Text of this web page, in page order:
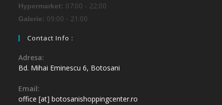
Hypermarket: 07:00 - 22:00
Galerie: 09:00 - 21:00
Contact Info :
Adresa:
Bd. Mihai Eminescu 6, Botosani
Email:
office [at] botosanishoppingcenter.ro